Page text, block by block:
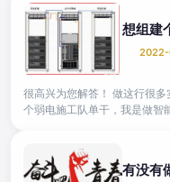
想组建
很高兴为您解答！ 做这行很
个弱电施工队单干，我是做智
有没有